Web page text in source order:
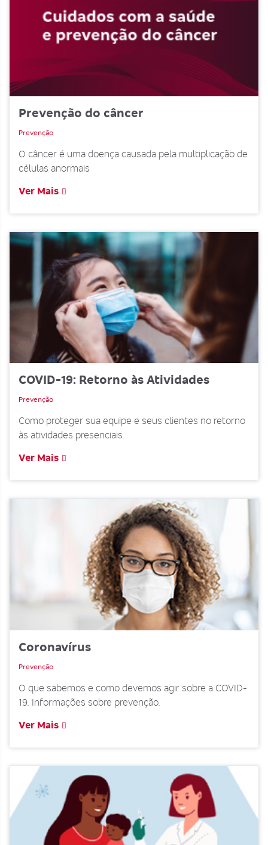
Prevenção do câncer
Prevenção
O câncer é uma doença causada pela multiplicação de
células anormais
Ver Mais
COVID-19: Retorno às Atividades
Prevenção
Como proteger sua equipe e seus clientes no retorno
às atividades presenciais.
Ver Mais
Coronavírus
Prevenção
O que sabemos e como devemos agir sobre a COVID-
19. Informações sobre prevenção.
Ver Mais